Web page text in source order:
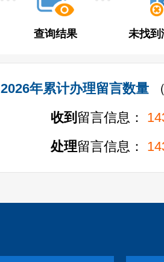
查询结果 未找到
2026年累计办理留言数量
收到 留言信息：
处理留言信息：